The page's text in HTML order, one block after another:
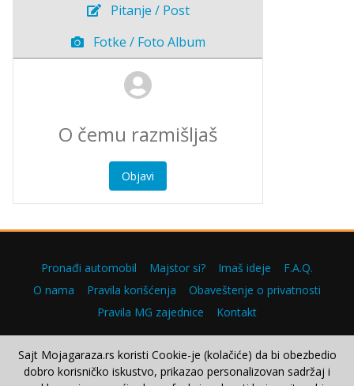
Pitanje / Post
Fotke / Foto Album
Objavi
Pronađi automobil Majstor si? Imaš ideje
F.A.Q.
O nama
Pravila korišćenja
Obaveštenje o privatnosti
Pravila MG zajednice
Kontakt
Copyright © 2000–2026.
Sajt Mojagaraza.rs koristi Cookie-je (kolačiće) da bi obezbedio
dobro korisničko iskustvo, prikazao personalizovan sadržaj i